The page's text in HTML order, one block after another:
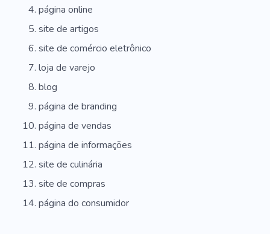
página online
site de artigos
site de comércio eletrônico
loja de varejo
blog
página de branding
página de vendas
página de informações
site de culinária
site de compras
página do consumidor